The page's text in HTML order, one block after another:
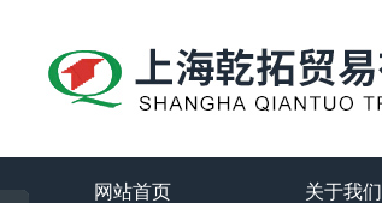
网站首页 关于我们